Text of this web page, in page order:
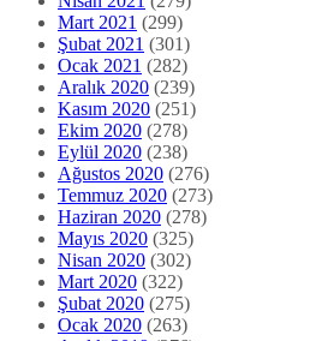
Mart 2021 (299)
Şubat 2021 (301)
Ocak 2021 (282)
Aralık 2020 (239)
Kasım 2020 (251)
Ekim 2020 (278)
Eylül 2020 (238)
Ağustos 2020 (276)
Temmuz 2020 (273)
Haziran 2020 (278)
Mayıs 2020 (325)
Nisan 2020 (302)
Mart 2020 (322)
Şubat 2020 (275)
Ocak 2020 (263)